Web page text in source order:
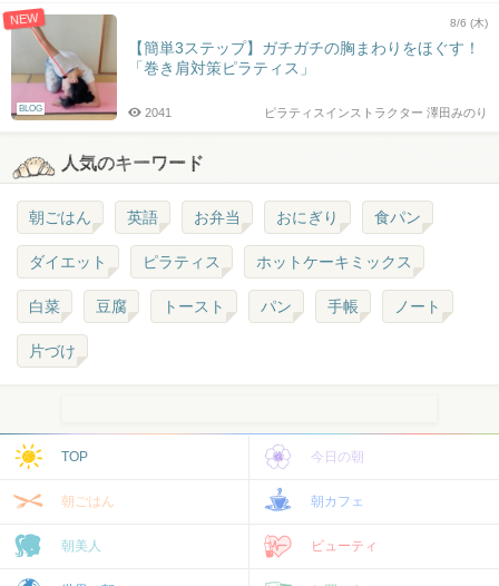
NEW
BLOG
8/6 (木)
【簡単3ステップ】ガチガチの胸まわりをほぐす！
「巻き肩対策ピラティス」
ピラティスインストラクター 澤田みのり
2041
人気のキーワード
朝ごはん 英語 お弁当 おにぎり 食パン
ダイエット ピラティス ホットケーキミックス
白菜 豆腐 トースト パン 手帳 ノート
片づけ
TOP 今日の朝
朝ごはん 朝カフェ
朝美人 ビューティ